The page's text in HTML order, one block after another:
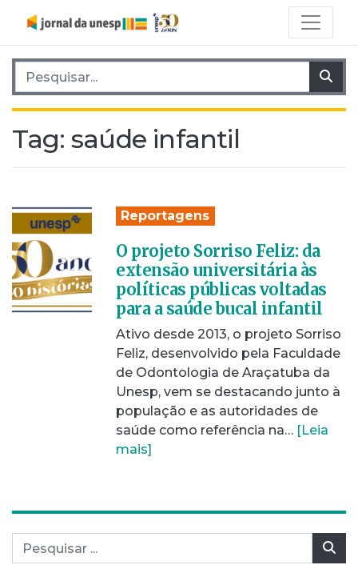
Pesquisar por:
Tag: saúde infantil
Reportagens
O projeto Sorriso Feliz: da
extensão universitária às
políticas públicas voltadas
para a saúde bucal infantil
Ativo desde 2013, o projeto Sorriso
Feliz, desenvolvido pela Faculdade
de Odontologia de Araçatuba da
Unesp, vem se destacando junto à
população e as autoridades de
saúde como referência na… [Leia
mais]
Pesquisar por: